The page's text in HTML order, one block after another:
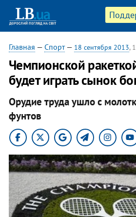
Главная — Спорт— 18 сентября 2013,
Чемпионской
будет играть сынок
Орудие труда ушло с
фунтов